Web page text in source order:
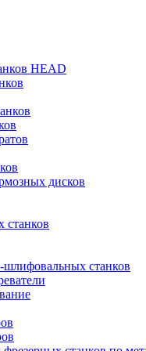
HEAD
дисков
станков
станков